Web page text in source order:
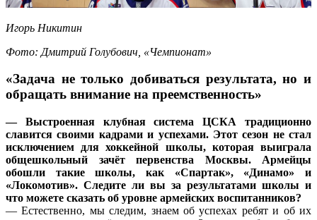
Игорь Никитин
Фото: Дмитрий Голубович, «Чемпионат»
«Задача не только добиваться результата, но и
обращать внимание на преемственность»
— Выстроенная клубная система ЦСКА традиционно
славится своими кадрами и успехами. Этот сезон не стал
исключением для хоккейной школы, которая выиграла
общешкольный зачёт первенства Москвы. Армейцы
обошли такие школы, как «Спартак», «Динамо» и
«Локомотив». Следите ли вы за результатами школы и
что можете сказать об уровне армейских воспитанников?
— Естественно, мы следим, знаем об успехах ребят и об их